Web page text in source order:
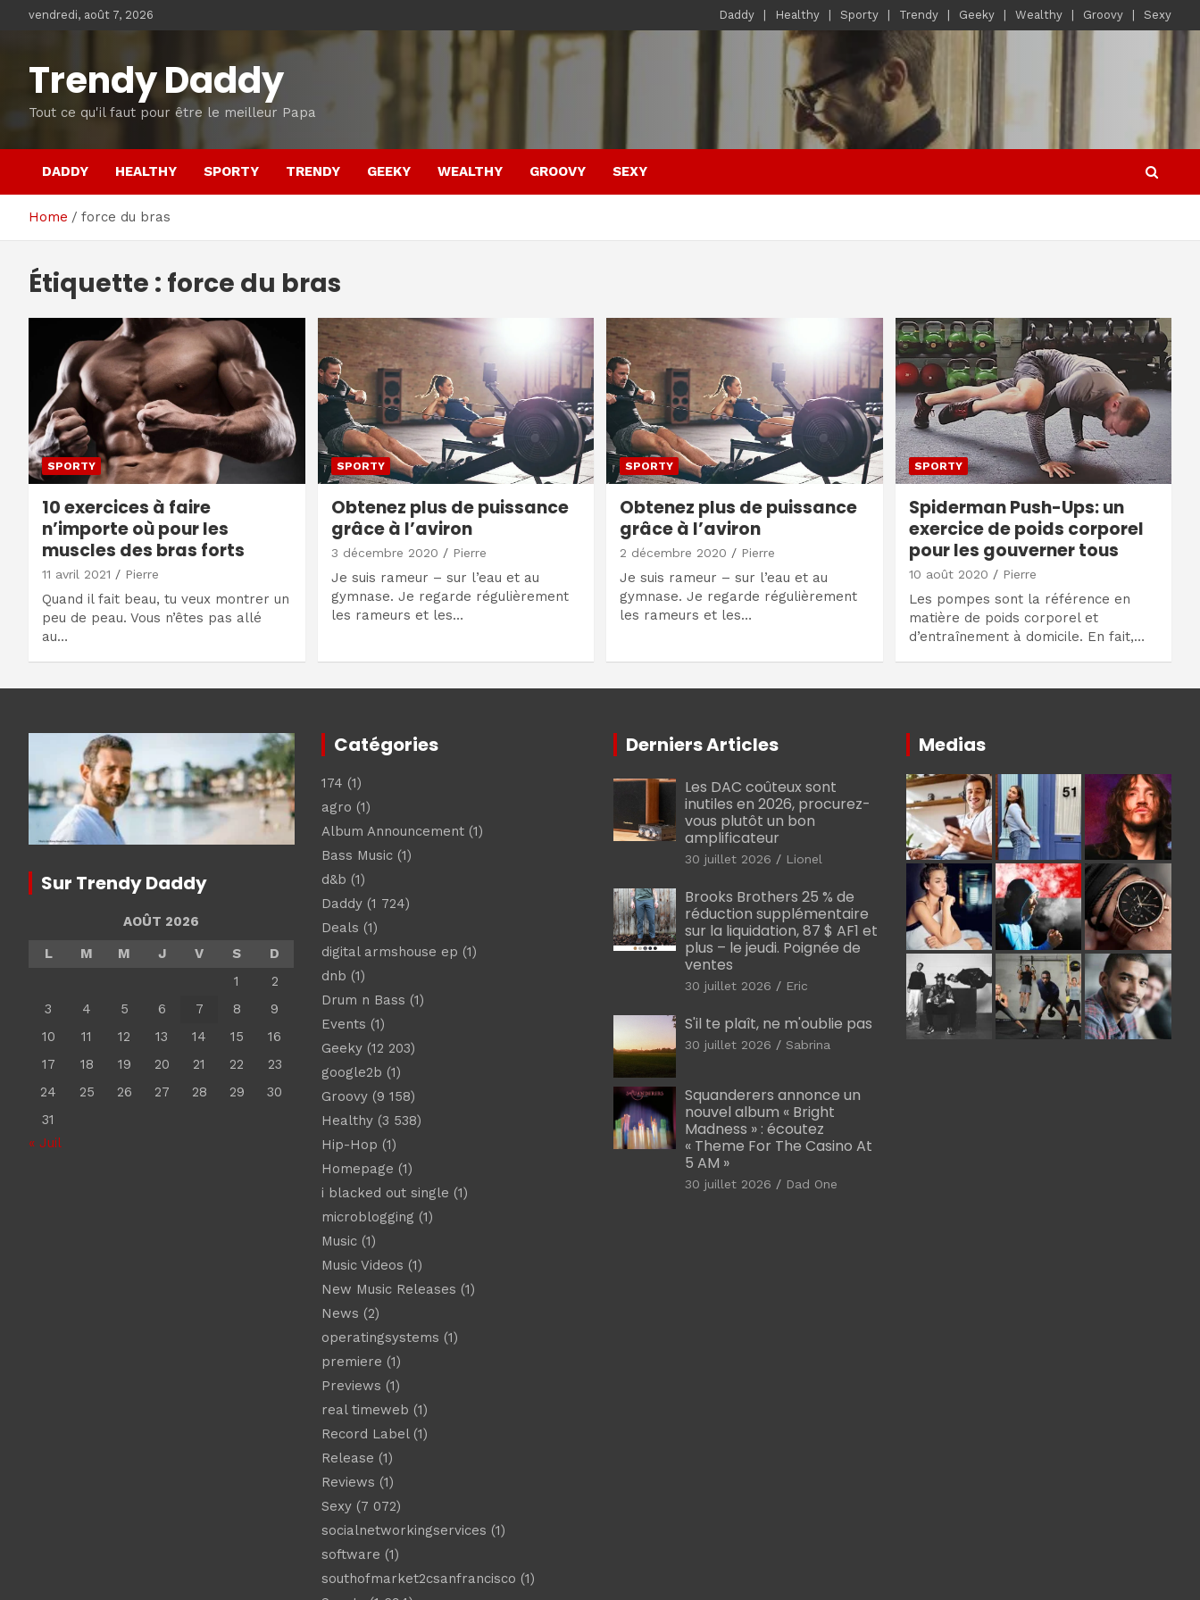
vendredi, août 7, 2026 Daddy Healthy Sporty Trendy Geeky Wealthy Groovy Sexy
Trendy Daddy
Tout ce qu'il faut pour être le meilleur Papa
DADDY HEALTHY SPORTY TRENDY GEEKY WEALTHY GROOVY SEXY
Home force du bras
Étiquette : force du bras
SPORTY
10 exercices à faire
n’importe où pour les
muscles des bras forts
11 avril 2021 Pierre
Quand il fait beau, tu veux montrer un
peu de peau. Vous n’êtes pas allé
au…
SPORTY
Obtenez plus de puissance
grâce à l’aviron
3 décembre 2020 Pierre
Je suis rameur – sur l’eau et au
gymnase. Je regarde régulièrement
les rameurs et les…
SPORTY
Obtenez plus de puissance
grâce à l’aviron
2 décembre 2020 Pierre
Je suis rameur – sur l’eau et au
gymnase. Je regarde régulièrement
les rameurs et les…
SPORTY
Spiderman Push-Ups: un
exercice de poids corporel
pour les gouverner tous
10 août 2020 Pierre
Les pompes sont la référence en
matière de poids corporel et
d’entraînement à domicile. En fait,…
Sur Trendy Daddy
AOÛT 2026
L
M M J V S
D
1
2
3
4 5 6 7 8
9
10
11 12 13 14 15
16
17
18 19 20 21 22
23
24
25 26 27 28 29
30
31
« Juil
Catégories
174 (1)
agro (1)
Album Announcement(1)
Bass Music(1)
d&b (1)
Daddy(1 724)
Deals (1)
digital armshouse ep (1)
dnb (1)
Drum n Bass (1)
Events (1)
Geeky(12 203)
google2b (1)
Groovy(9 158)
Healthy(3 538)
Hip-Hop (1)
Homepage (1)
i blacked out single (1)
microblogging (1)
Music(1)
Music Videos (1)
New Music Releases (1)
News (2)
operatingsystems (1)
premiere (1)
Previews (1)
real timeweb (1)
Record Label(1)
Release (1)
Reviews (1)
Sexy(7 072)
socialnetworkingservices (1)
software (1)
southofmarket2csanfrancisco (1)
Derniers Articles
Les DAC coûteux sont
inutiles en 2026, procurez-
vous plutôt un bon
amplificateur
30 juillet 2026 Lionel
Brooks Brothers 25 % de
réduction supplémentaire
sur la liquidation, 87 $ AF1 et
plus – le jeudi. Poignée de
ventes
30 juillet 2026 Eric
S'il te plaît, ne m'oublie pas
30 juillet 2026 Sabrina
Squanderers annonce un
nouvel album « Bright
Madness » : écoutez
« Theme For The Casino At
5 AM »
30 juillet 2026 Dad One
Medias